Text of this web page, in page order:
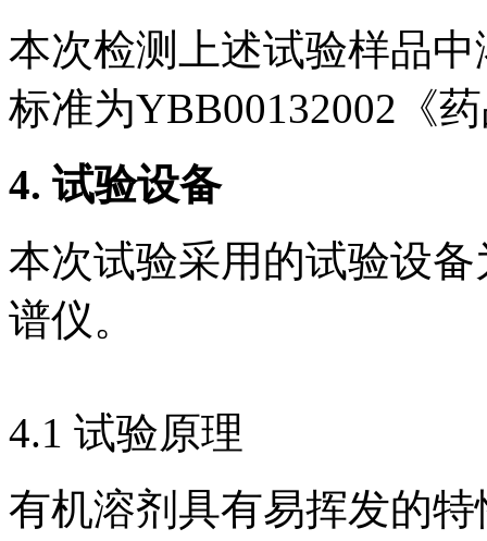
本次检测上述试验样品
标准为YBB00132002《
4. 试验设备
本次试验采用的试验设
谱仪。
4.1 试验原理
有机溶剂具有易挥发的